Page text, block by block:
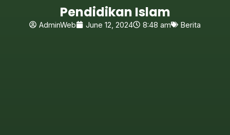
Pendidikan Islam
AdminWeb June 12, 2024 8:48 am Berita